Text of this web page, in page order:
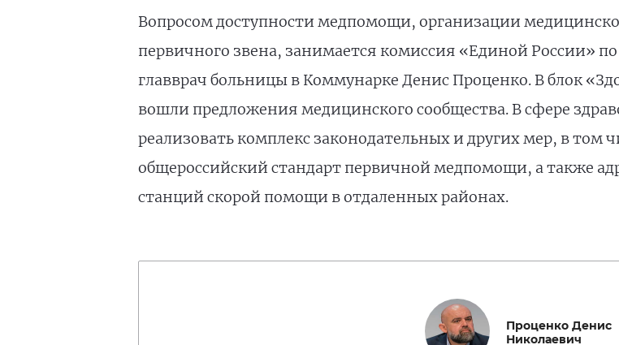
Вопросом доступности медпомощи, организации
первичного звена, занимается комиссия «Единой России»
главврач больницы в Коммунарке Денис Проценко. В блок
вошли предложения медицинского сообщества. В сфере
реализовать комплекс законодательных и других мер, в том
общероссийский стандарт первичной медпомощи, а также
станций скорой помощи в отдаленных районах.
Проценко Денис
Николаевич